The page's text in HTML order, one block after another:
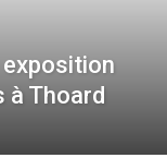
exposition
à Thoard